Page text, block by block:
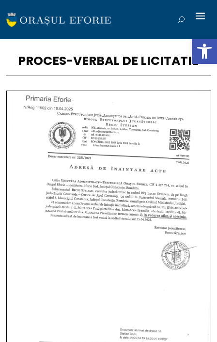
PROCES-VERBAL DE LICITATIE